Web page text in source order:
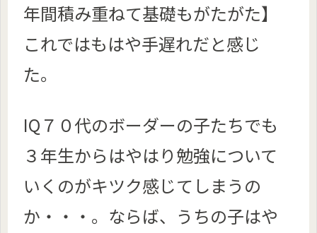
年間積み重ねて基礎もがたがた】
これではもはや手遅れだと感じ
た。
IQ７０代のボーダーの子たちでも
３年生からはやはり勉強について
いくのがキツク感じてしまうの
か・・・。ならば、うちの子はや